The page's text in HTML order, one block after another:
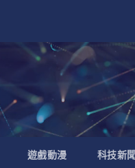
遊戲動漫 科技新